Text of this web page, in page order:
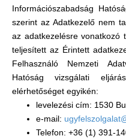
Információszabadság
szerint az Adatkezelő nem
az adatkezelésre vonatkozó
teljesített az Érintett
Felhasználó Nemzeti
Hatóság vizsgálati
elérhetőséget egyikén:
levelezési cím: 1530
e-mail:
Telefon: +36 (1) 391-